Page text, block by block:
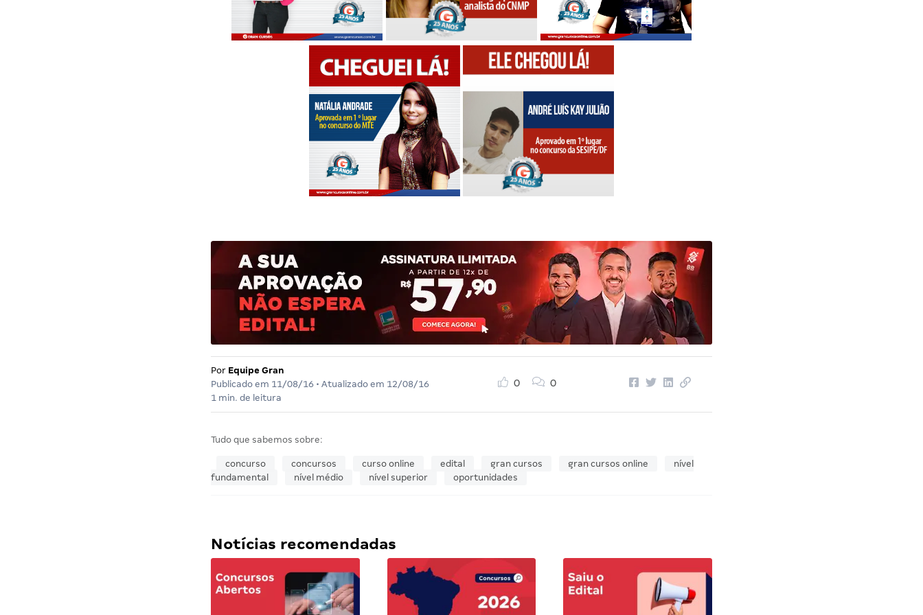
Por Equipe Gran
Publicado em 11/08/16 • Atualizado em 12/08/16
1 min. de leitura
0 0
Tudo que sabemos sobre:
concurso concursos curso online edital gran cursos gran cursos online
nível
fundamental
nível médio nível superior oportunidades
Notícias recomendadas